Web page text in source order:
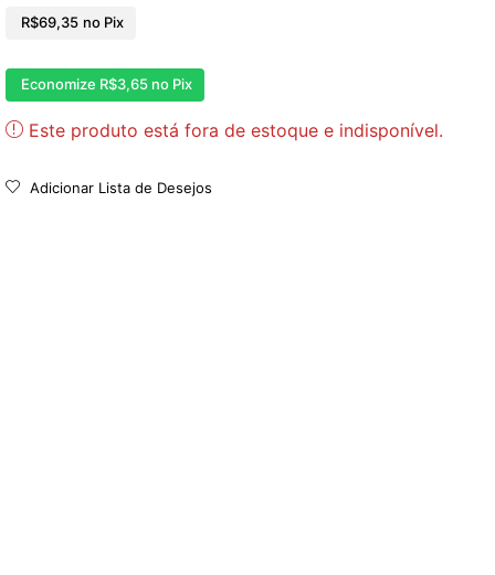
R$69,35 no Pix
Economize R$3,65 no Pix
Este produto está fora de estoque e indisponível.
Adicionar Lista de Desejos